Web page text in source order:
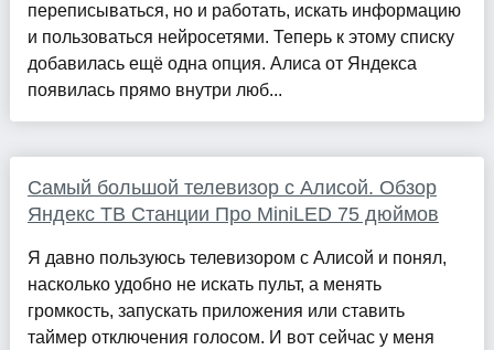
переписываться, но и работать, искать информацию
и пользоваться нейросетями. Теперь к этому списку
добавилась ещё одна опция. Алиса от Яндекса
появилась прямо внутри люб...
Самый большой телевизор с Алисой. Обзор
Яндекс ТВ Станции Про MiniLED 75 дюймов
Я давно пользуюсь телевизором с Алисой и понял,
насколько удобно не искать пульт, а менять
громкость, запускать приложения или ставить
таймер отключения голосом. И вот сейчас у меня